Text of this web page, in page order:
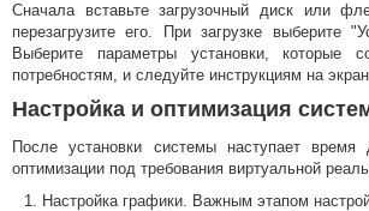
Сначала вставьте загрузочный диск или
перезагрузите его. При загрузке выберите
Выберите параметры установки, которые
потребностям, и следуйте инструкциям на
Настройка и оптимизация
После установки системы наступает
оптимизации под требования виртуальной
Настройка графики. Важным этапом